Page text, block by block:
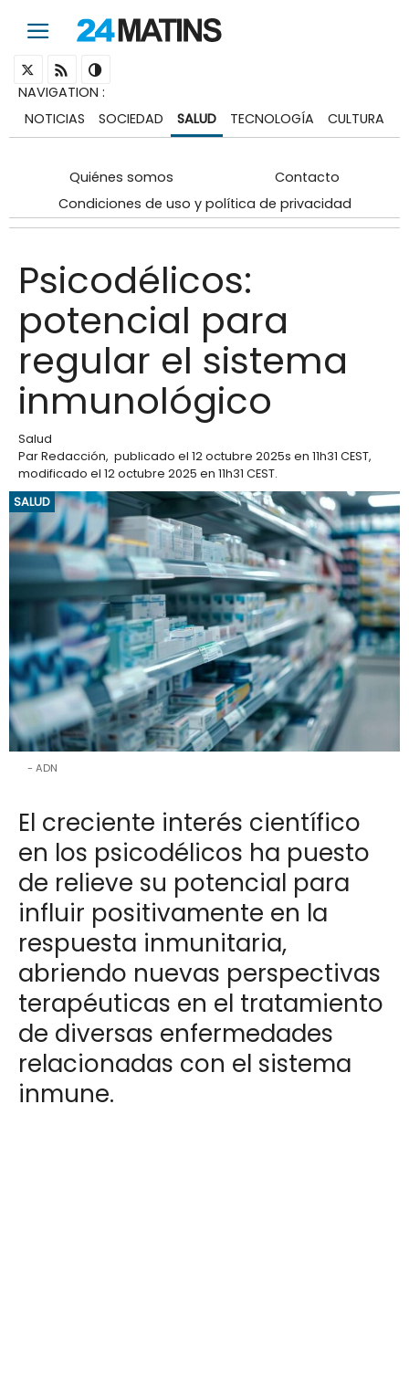
NAVIGATION :
NOTICIAS
SOCIEDAD SALUD TECNOLOGÍA CULTURA
Quiénes somos
Contacto
Condiciones de uso y política de privacidad
Psicodélicos:
potencial para
regular el sistema
inmunológico
Salud
ParRedacción, publicado el 12 octubre 2025s en 11h31 CEST,
modificado el 12 octubre 2025 en 11h31 CEST.
SALUD
ADN
El creciente interés científico
en los psicodélicos ha puesto
de relieve su potencial para
influir positivamente en la
respuesta inmunitaria,
abriendo nuevas perspectivas
terapéuticas en el tratamiento
de diversas enfermedades
relacionadas con el sistema
inmune.